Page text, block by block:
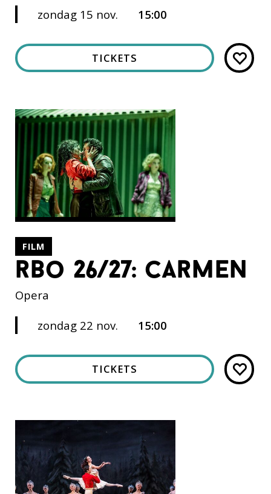
zondag 15 nov. 15:00
TICKETS
rbo 26/27: carmen
Opera
FILM
zondag 22 nov. 15:00
TICKETS